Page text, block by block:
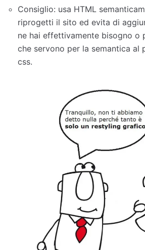
Consiglio: usa HTML
riprogetti il ​​sito ed evita di
ne hai effettivamente bisogno o
che servono per la semantica al
css.